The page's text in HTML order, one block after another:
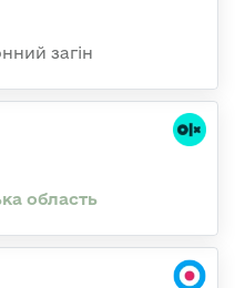
загін
область